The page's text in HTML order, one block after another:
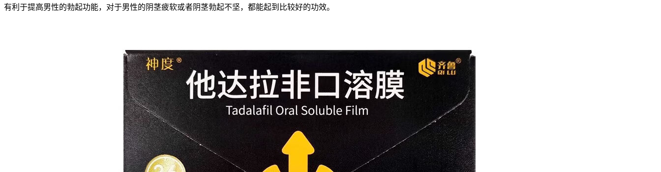
有利于提高男性的勃起功能，对于男性的阴茎疲软或者阴茎勃起不坚，都能起到比较好的功效。